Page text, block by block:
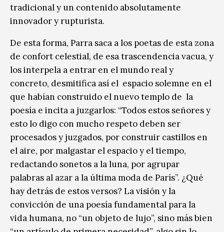
tradicional y un contenido absolutamente
innovador y rupturista.
De esta forma, Parra saca a los poetas de esta zona
de confort celestial, de esa trascendencia vacua, y
los interpela a entrar en el mundo real y
concreto, desmitifica así el espacio solemne en el
que habían construido el nuevo templo de la
poesía e incita a juzgarlos: “Todos estos señores y
esto lo digo con mucho respeto deben ser
procesados y juzgados, por construir castillos en
el aire, por malgastar el espacio y el tiempo,
redactando sonetos a la luna, por agrupar
palabras al azar a la última moda de París”. ¿Qué
hay detrás de estos versos? La visión y la
convicción de una poesía fundamental para la
vida humana, no “un objeto de lujo”, sino más bien